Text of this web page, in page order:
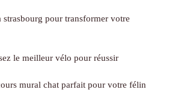
strasbourg pour transformer votre
le meilleur vélo pour réussir
mural chat parfait pour votre félin